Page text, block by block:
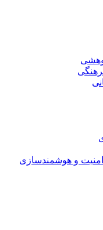
و هوشمندسازی